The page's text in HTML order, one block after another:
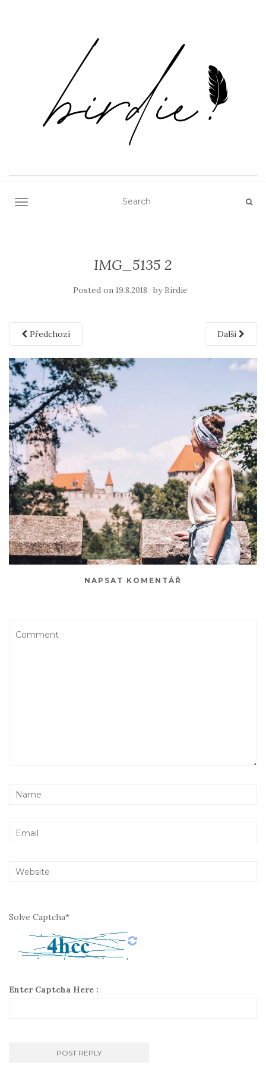
TOGGLE NAVIGATION
IMG_5135 2
Posted on 19.8.2018 by Birdie
Předchozí Další
NAPSAT KOMENTÁŘ
Solve Captcha*
Enter Captcha Here :